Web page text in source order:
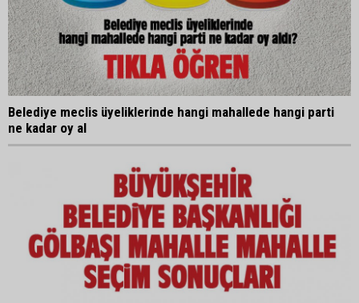
Belediye meclis üyeliklerinde hangi mahallede hangi parti
ne kadar oy al